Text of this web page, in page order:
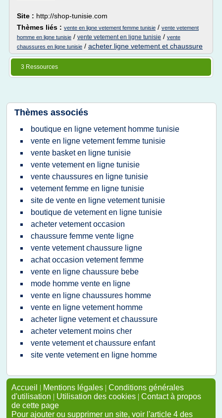
Site : http://shop-tunisie.com
Thèmes liés : vente en ligne vetement femme tunisie / vente vetement
homme en ligne tunisie / vente vetement en ligne tunisie / vente
chaussures en ligne tunisie / acheter ligne vetement et chaussure
3 Ressources
Thèmes associés
boutique en ligne vetement homme tunisie
vente en ligne vetement femme tunisie
vente basket en ligne tunisie
vente vetement en ligne tunisie
vente chaussures en ligne tunisie
vetement femme en ligne tunisie
site de vente en ligne vetement tunisie
boutique de vetement en ligne tunisie
acheter vetement occasion
chaussure femme vente ligne
vente vetement chaussure ligne
achat occasion vetement femme
vente en ligne chaussure bebe
mode homme vente en ligne
vente en ligne chaussures homme
vente en ligne vetement homme
acheter ligne vetement et chaussure
acheter vetement moins cher
vente vetement et chaussure enfant
site vente vetement en ligne homme
Accueil | Mentions légales | Conditions générales
d'utilisation | Utilisation des cookies | Contact à propos
de cette page
Pour ajouter ou supprimer un site, voir l'article 4 des